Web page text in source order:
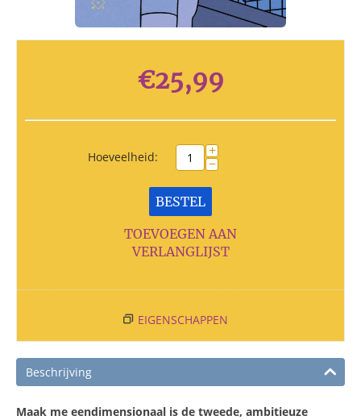
€25,99
Hoeveelheid: +
−
BESTEL
TOEVOEGEN AAN
VERLANGLIJST
EIGENSCHAPPEN
Beschrijving
Maak me eendimensionaal is de tweede, ambitieuze